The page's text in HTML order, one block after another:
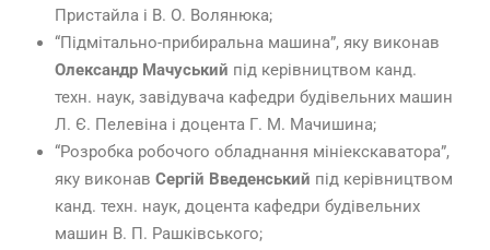
Пристайла і В. О. Волянюка;
“Підмітально-прибиральна машина”, яку виконав
Олександр Мачуський під керівництвом канд.
техн. наук, завідувача кафедри будівельних машин
Л. Є. Пелевіна і доцента Г. М. Мачишина;
“Розробка робочого обладнання мініекскаватора”,
яку виконав Сергій Введенський під керівництвом
канд. техн. наук, доцента кафедри будівельних
машин В. П. Рашківського;